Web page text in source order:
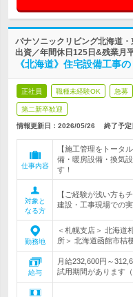
パナソニックリビング北海道
出資／年間休日125日&残業月
《北海道》住宅設備工事
正社員 職種未経験OK 急募
第二新卒歓迎
情報更新日：2026/05/26 終了予定
仕事内容
【施工管理をトータ
備・暖房設備・換気
す！
対象と
なる方
【ご経験が浅い方も
建設・工事現場での
勤務地
＜札幌支店＞ 北海道
所＞ 北海道函館市桔
給与
月給232,600円～
試用期間があります